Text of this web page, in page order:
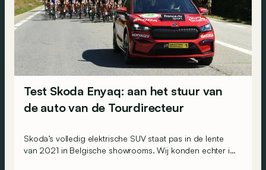
Test Skoda Enyaq: aan het stuur van
de auto van de Tourdirecteur
Skoda’s volledig elektrische SUV staat pas in de lente
van 2021 in Belgische showrooms. Wij konden echter in